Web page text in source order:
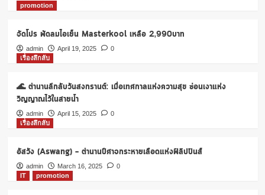
promotion
จัดโปร พัดลมไอเย็น Masterkool เหลือ 2,990บาท
admin April 19, 2025
0
เรื่องลึกลับ
🌊 ตำนานลึกลับวันสงกรานต์: เมื่อเทศกาลแห่งความสุข ซ่อนเงาแห่ง
วิญญาณไว้ในสายน้ำ
admin April 15, 2025
0
เรื่องลึกลับ
อัสวัง (Aswang) – ตำนานปีศาจกระหายเลือดแห่งฟิลิปปินส์
admin March 16, 2025
0
IT
promotion